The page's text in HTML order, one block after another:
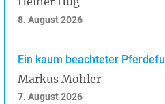
8. August 2026
Ein kaum beachteter
Markus Mohler
7. August 2026